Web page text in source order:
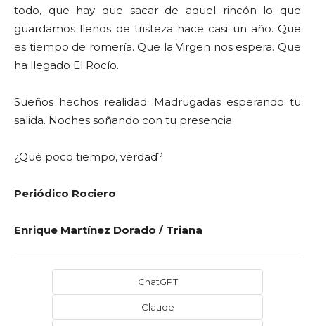
todo, que hay que sacar de aquel rincón lo que
guardamos llenos de tristeza hace casi un año. Que
es tiempo de romería. Que la Virgen nos espera. Que
ha llegado El Rocío.
Sueños hechos realidad. Madrugadas esperando tu
salida. Noches soñando con tu presencia.
¿Qué poco tiempo, verdad?
Periódico Rociero
Enrique Martínez Dorado / Triana
ChatGPT
Claude